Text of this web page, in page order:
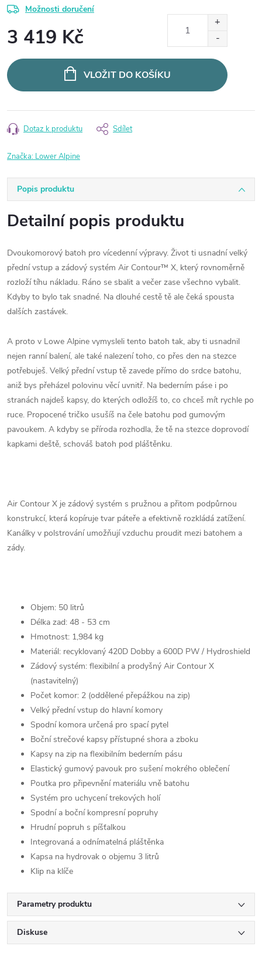
Možnosti doručení
3 419 Kč
cena:
VLOŽIT DO KOŠÍKU
Dotaz k produktu Sdílet
Značka: Lower Alpine
Popis produktu
Detailní popis produktu
Dvoukomorový batoh pro vícedenní výpravy. Život ti usnadní velký
přední vstup a zádový systém Air Contour™ X, který rovnoměrně
rozloží tíhu nákladu. Ráno se sbalit a večer zase všechno vybalit.
Kdyby to bylo tak snadné. Na dlouhé cestě tě ale čeká spousta
dalších zastávek.
A proto v Lowe Alpine vymysleli tento batoh tak, aby ti usnadnil
nejen ranní balení, ale také nalezení toho, co přes den na stezce
potřebuješ. Velký přední vstup tě zavede přímo do srdce batohu,
aniž bys přeházel polovinu věcí uvnitř. Na bederním páse i po
stranách najdeš kapsy, do kterých odložíš to, co chceš mít rychle po
ruce. Propocené tričko usušíš na čele batohu pod gumovým
pavoukem. A kdyby se příroda rozhodla, že tě na stezce doprovodí
kapkami deště, schováš batoh pod pláštěnku.
Air Contour X je zádový systém s pružnou a přitom podpůrnou
konstrukcí, která kopíruje tvar páteře a efektivně rozkládá zatížení.
Kanálky v polstrování umožňují vzduchu proudit mezi batohem a
zády.
Objem: 50 litrů
Délka zad: 48 - 53 cm
Hmotnost: 1,984 kg
Materiál: recyklovaný 420D Dobby a 600D PW / Hydroshield
Zádový systém: flexibilní a prodyšný Air Contour X
(nastavitelný)
Počet komor: 2 (oddělené přepážkou na zip)
Velký přední vstup do hlavní komory
Spodní komora určená pro spací pytel
Boční strečové kapsy přístupné shora a zboku
Kapsy na zip na flexibilním bederním pásu
Elastický gumový pavouk pro sušení mokrého oblečení
Poutka pro připevnění materiálu vně batohu
Systém pro uchycení trekových holí
Spodní a boční kompresní popruhy
Hrudní popruh s píšťalkou
Integrovaná a odnímatelná pláštěnka
Kapsa na hydrovak o objemu 3 litrů
Klip na klíče
Parametry produktu
Diskuse